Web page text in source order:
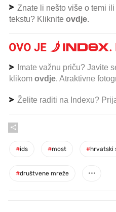
Znate li nešto više o temi
tekstu? Kliknite ovdje.
Imate važnu priču? Javite
klikom ovdje. Atraktivne
Želite raditi na Indexu?
#ids #most #hrvatski
#društvene mreže